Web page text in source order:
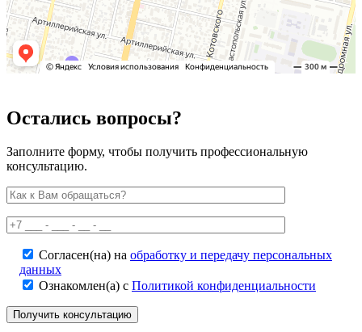
Остались вопросы?
Заполните форму, чтобы получить профессиональную
консультацию.
Согласен(на) на обработку и передачу персональных
данных
Ознакомлен(а) с Политикой конфиденциальности